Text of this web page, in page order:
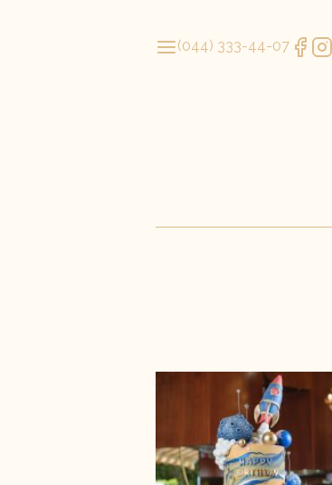
(044) 333-44-07
Летняя